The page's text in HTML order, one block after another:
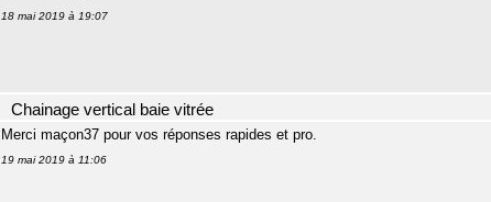
18 mai 2019 à 19:07
Chainage vertical baie vitrée
Merci maçon37 pour vos réponses rapides et pro.
19 mai 2019 à 11:06